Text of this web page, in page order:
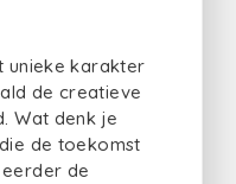
unieke karakter
de creatieve
Wat denk je
die de toekomst
de